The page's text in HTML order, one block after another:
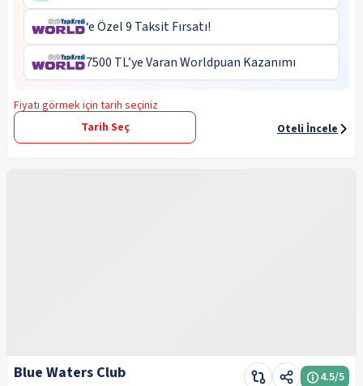
‘e Özel 9 Taksit Fırsatı!
7500 TL’ye Varan Worldpuan Kazanımı
Fiyatı görmek için tarih seçiniz
Tarih Seç
Oteli İncele
Blue Waters Club 4.5/5